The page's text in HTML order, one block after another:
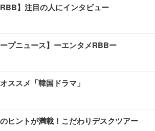
RBB】注目の人にインタビュー
ープニュース】ーエンタメRBBー
ススメ「韓国ドラマ」
ヒントが満載！こだわりデスクツアー